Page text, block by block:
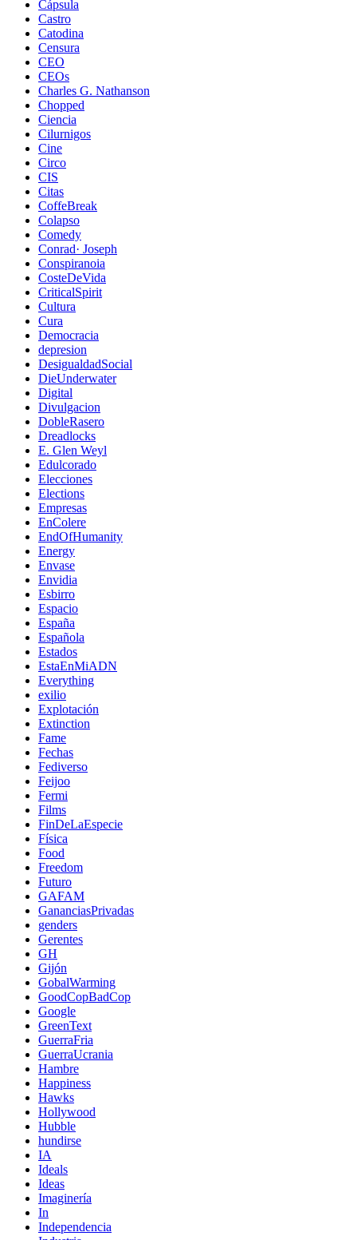
Cápsula
Castro
Catodina
Censura
CEO
CEOs
Charles G. Nathanson
Chopped
Ciencia
Cilurnigos
Cine
Circo
CIS
Citas
CoffeBreak
Colapso
Comedy
Conrad· Joseph
Conspiranoia
CosteDeVida
CriticalSpirit
Cultura
Cura
Democracia
depresion
DesigualdadSocial
DieUnderwater
Digital
Divulgacion
DobleRasero
Dreadlocks
E. Glen Weyl
Edulcorado
Elecciones
Elections
Empresas
EnColere
EndOfHumanity
Energy
Envase
Envidia
Esbirro
Espacio
España
Española
Estados
EstaEnMiADN
Everything
exilio
Explotación
Extinction
Fame
Fechas
Fediverso
Feijoo
Fermi
Films
FinDeLaEspecie
Física
Food
Freedom
Futuro
GAFAM
GananciasPrivadas
genders
Gerentes
GH
Gijón
GobalWarming
GoodCopBadCop
Google
GreenText
GuerraFria
GuerraUcrania
Hambre
Happiness
Hawks
Hollywood
Hubble
hundirse
IA
Ideals
Ideas
Imaginería
In
Independencia